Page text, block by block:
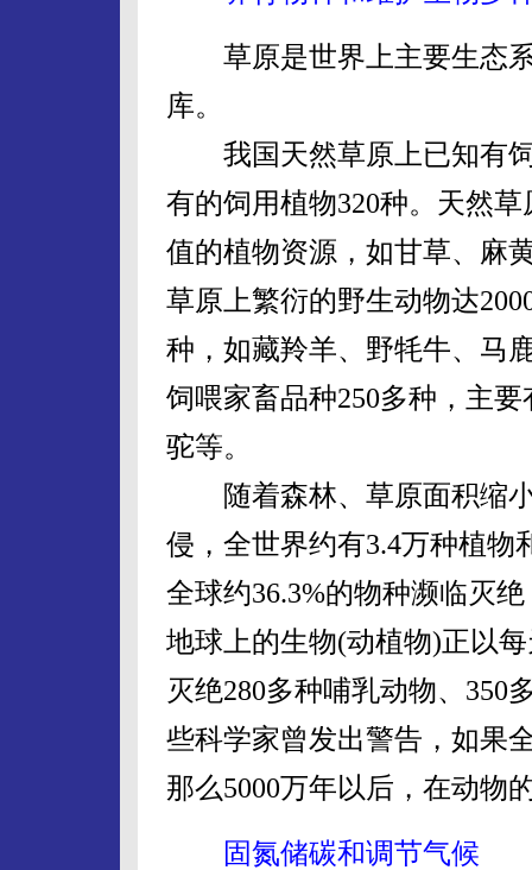
草原是世界上主要生态系
库。
我国天然草原上已知有饲
有的饲用植物320种。天然
值的植物资源，如甘草、麻
草原上繁衍的野生动物达
种，如藏羚羊、野牦牛、马
饲喂家畜品种250多种，主
驼等。
随着森林、草原面积缩小
侵，全世界约有3.4万种植物
全球约36.3%的物种濒临灭
地球上的生物(动植物)正以
灭绝280多种哺乳动物、350
些科学家曾发出警告，如果
那么5000万年以后，在动物
固氮储碳和调节气候